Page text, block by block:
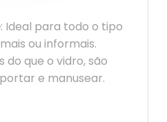
: Ideal para todo o tipo
ou informais.
do que o vidro, são
e manusear.